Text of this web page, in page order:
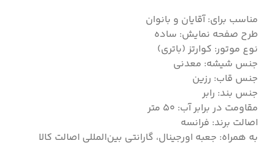
مناسب برای: آقایان و بانوان
طرح صفحه نمایش: ساده
نوع موتور: کوارتز (باتری)
جنس شیشه: معدنی
جنس قاب: رزین
جنس بند: رابر
مقاومت در برابر آب: 50 متر
اصالت برند: فرانسه
به همراه: جعبه اورجینال، گارانتی بین‌المللی اصالت کالا